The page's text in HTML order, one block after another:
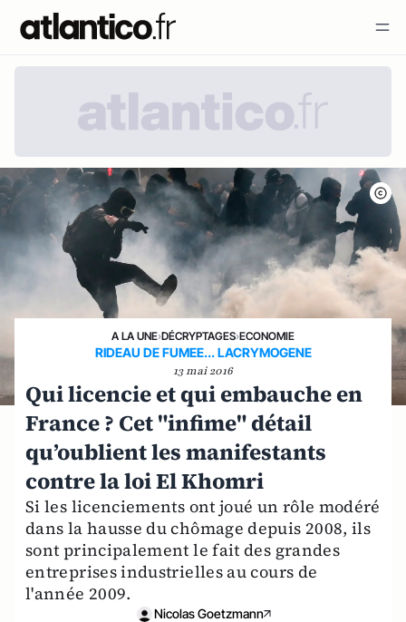
A LA UNE›DÉCRYPTAGES›ECONOMIE
RIDEAU DE FUMEE... LACRYMOGENE
13 mai 2016
Qui licencie et qui embauche en
France ? Cet "infime" détail
qu’oublient les manifestants
contre la loi El Khomri
Si les licenciements ont joué un rôle modéré
dans la hausse du chômage depuis 2008, ils
sont principalement le fait des grandes
entreprises industrielles au cours de
l'année 2009.
Nicolas Goetzmann